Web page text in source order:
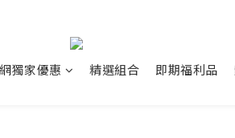
獨家優惠 精選組合 即期福利品